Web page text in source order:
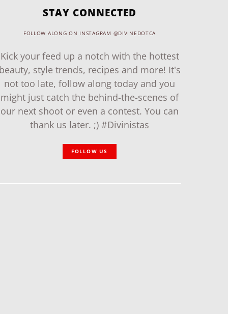
STAY CONNECTED
FOLLOW ALONG ON INSTAGRAM @DIVINEDOTCA
Kick your feed up a notch with the hottest
beauty, style trends, recipes and more! It's
not too late, follow along today and you
might just catch the behind-the-scenes of
our next shoot or even a contest. You can
thank us later. ;) #Divinistas
FOLLOW US